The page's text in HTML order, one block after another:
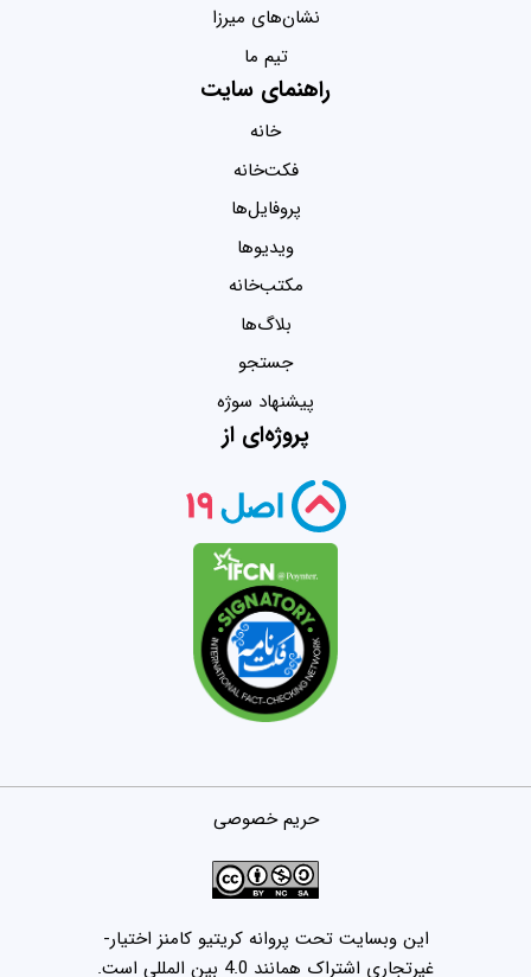
نشان‌های میرزا
تیم ما
راهنمای سایت
خانه
فکت‌خانه
پروفایل‌ها
ویدیو‌ها
مکتب‌خانه
بلاگ‌ها
جستجو
پیشنهاد سوژه
پروژه‌ای از
حریم خصوصی
این وبسایت تحت پروانه کریتیو کامنز اختیار-
غیرتجاری اشتراک همانند 4.0 بین المللی است.